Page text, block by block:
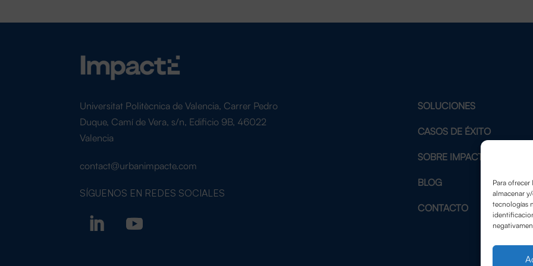
Para
almacenar
tecnologías
Universitat Politècnica de Valencia, Carrer Pedro
Duque, Camí de Vera, s/n, Edificio 9B, 46022
Valencia
contact@urbanimpacte.com
SÍGUENOS EN REDES SOCIALES
SOLUCIONES
CASOS DE ÉXITO
SOBRE IMPACTE
BLOG
CONTACTO